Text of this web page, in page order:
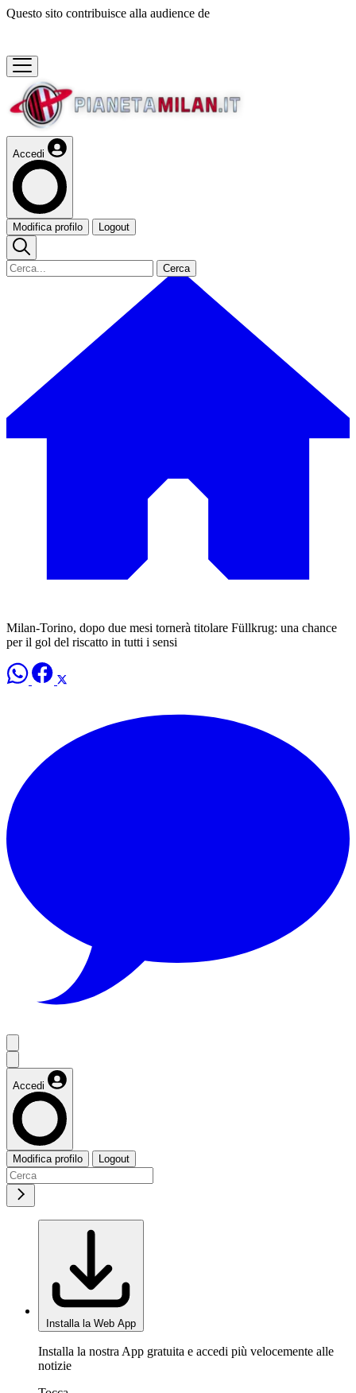
Questo sito contribuisce alla audience de
Accedi
Modifica profilo Logout
Cerca
Milan-Torino, dopo due mesi tornerà titolare Füllkrug: una chance
per il gol del riscatto in tutti i sensi
Accedi
Modifica profilo Logout
Installa la Web App
Installa la nostra App gratuita e accedi più velocemente alle
notizie